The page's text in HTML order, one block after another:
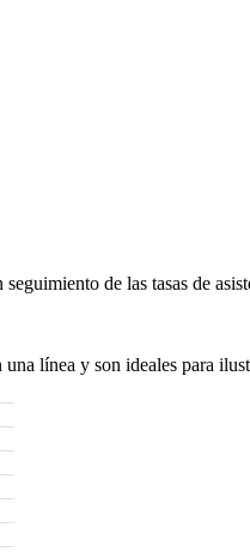
de las tasas de
línea y son ideales para